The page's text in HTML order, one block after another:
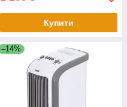
Купити
–14%